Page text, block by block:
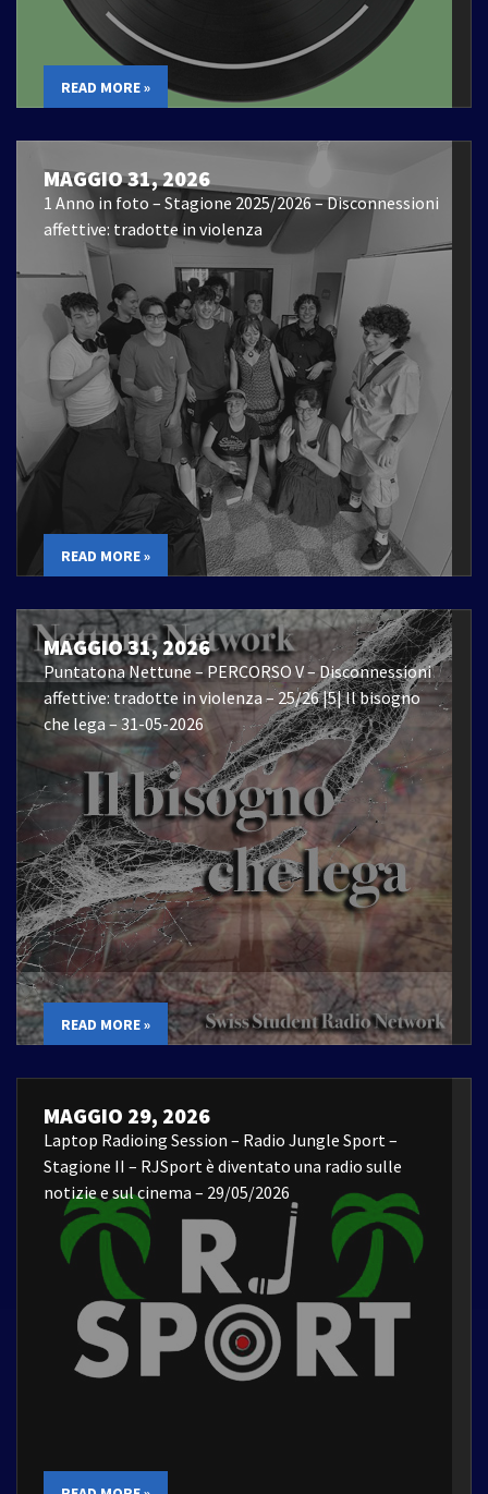
READ MORE »
MAGGIO 31, 2026
1 Anno in foto – Stagione 2025/2026 – Disconnessioni
affettive: tradotte in violenza
READ MORE »
MAGGIO 31, 2026
Puntatona Nettune – PERCORSO V – Disconnessioni
affettive: tradotte in violenza – 25/26 |5| Il bisogno
che lega – 31-05-2026
READ MORE »
MAGGIO 29, 2026
Laptop Radioing Session – Radio Jungle Sport –
Stagione II – RJSport è diventato una radio sulle
notizie e sul cinema – 29/05/2026